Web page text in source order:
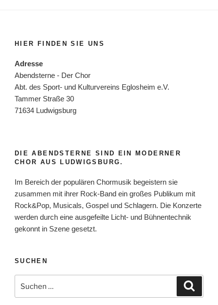
HIER FINDEN SIE UNS
Adresse
Abendsterne - Der Chor
Abt. des Sport- und Kulturvereins Eglosheim e.V.
Tammer Straße 30
71634 Ludwigsburg
DIE ABENDSTERNE SIND EIN MODERNER
CHOR AUS LUDWIGSBURG.
Im Bereich der populären Chormusik begeistern sie
zusammen mit ihrer Rock-Band ein großes Publikum mit
Rock&Pop, Musicals, Gospel und Schlagern. Die Konzerte
werden durch eine ausgefeilte Licht- und Bühnentechnik
gekonnt in Szene gesetzt.
SUCHEN
nach: